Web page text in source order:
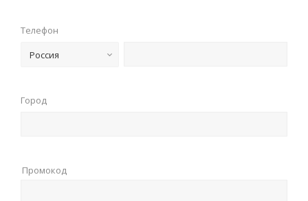
Телефон
Россия
Город
Промокод